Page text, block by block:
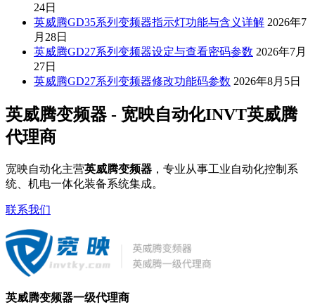
24日
英威腾GD35系列变频器指示灯功能与含义详解 2026年7
月28日
英威腾GD27系列变频器设定与查看密码参数 2026年7月
27日
英威腾GD27系列变频器修改功能码参数 2026年8月5日
英威腾变频器 - 宽映自动化INVT英威腾
代理商
宽映自动化主营英威腾变频器 ，专业从事工业自动化控制系
统、机电一体化装备系统集成。
联系我们
英威腾变频器一级代理商